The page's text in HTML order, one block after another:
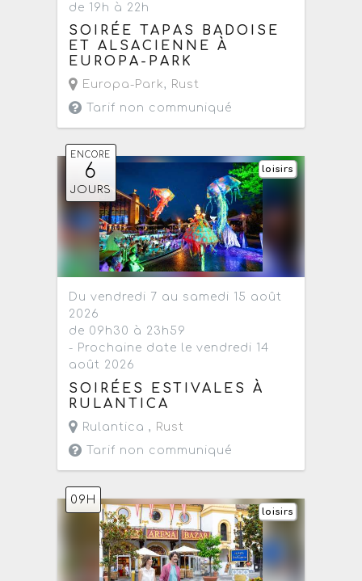
de 19h à 22h
SOIRÉE TAPAS BADOISE
ET ALSACIENNE À
EUROPA-PARK
Europa-Park, Rust
Tarif non communiqué
ENCORE
6
JOURS
loisirs
Du vendredi 7 au samedi 15 août
2026
de 09h30 à 23h59
- Prochaine date le vendredi 14
août 2026
SOIRÉES ESTIVALES À
RULANTICA
Rulantica , Rust
Tarif non communiqué
09H
loisirs